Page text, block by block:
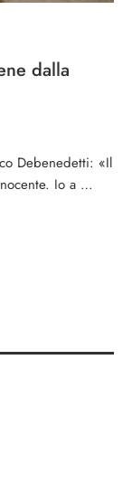
dalla
Debenedetti: «Il
Io a …